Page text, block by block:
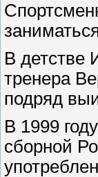
В детстве
тренера
подряд
В 1999
сборной